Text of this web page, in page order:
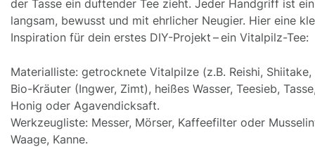
der Tasse ein duftender Tee zieht. Jeder Handgriff ist
langsam, bewusst und mit ehrlicher Neugier. Hier eine
Inspiration für dein erstes DIY-Projekt – ein Vitalpilz-Tee:
Materialliste: getrocknete Vitalpilze (z.B. Reishi, Shiitake,
Bio-Kräuter (Ingwer, Zimt), heißes Wasser, Teesieb,
Honig oder Agavendicksaft.
Werkzeugliste: Messer, Mörser, Kaffeefilter oder
Waage, Kanne.